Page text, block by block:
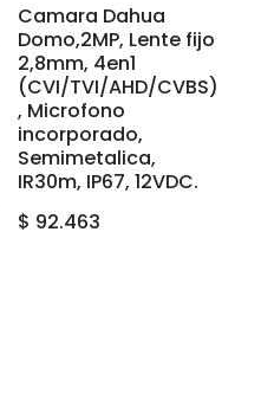
Camara Dahua
Domo,2MP, Lente fijo
2,8mm, 4en1
(CVI/TVI/AHD/CVBS)
, Microfono
incorporado,
Semimetalica,
IR30m, IP67, 12VDC.
$ 92.463